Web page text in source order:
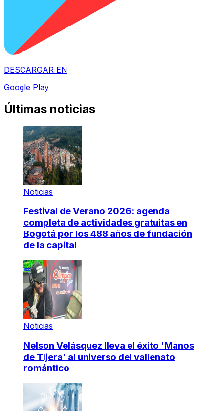
DESCARGAR EN
Google Play
Últimas noticias
Noticias
Festival de Verano 2026: agenda
completa de actividades gratuitas en
Bogotá por los 488 años de fundación
de la capital
Noticias
Nelson Velásquez lleva el éxito 'Manos
de Tijera' al universo del vallenato
romántico